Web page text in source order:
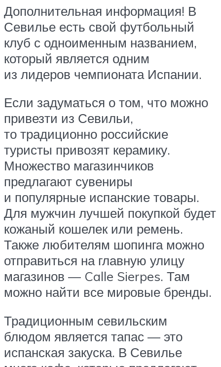
Дополнительная информация! В
Севилье есть свой футбольный
клуб с одноименным названием,
который является одним
из лидеров чемпионата Испании.
Если задуматься о том, что можно
привезти из Севильи,
то традиционно российские
туристы привозят керамику.
Множество магазинчиков
предлагают сувениры
и популярные испанские товары.
Для мужчин лучшей покупкой будет
кожаный кошелек или ремень.
Также любителям шопинга можно
отправиться на главную улицу
магазинов — Calle Sierpes. Там
можно найти все мировые бренды.
Традиционным севильским
блюдом является тапас — это
испанская закуска. В Севилье